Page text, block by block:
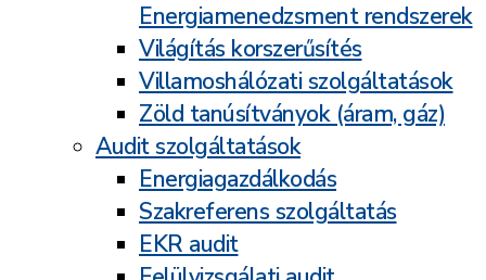
Energiamenedzsment rendszerek
Világítás korszerűsítés
Villamoshálózati szolgáltatások
Zöld tanúsítványok (áram, gáz)
Audit szolgáltatások
Energiagazdálkodás
Szakreferens szolgáltatás
EKR audit